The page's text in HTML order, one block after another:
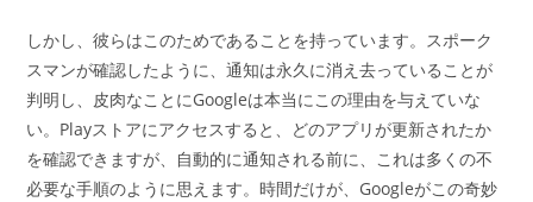
しかし、彼らはこのためであることを持っています。スポーク
スマンが確認したように、通知は永久に消え去っていることが
判明し、皮肉なことにGoogleは本当にこの理由を与えていな
い。Playストアにアクセスすると、どのアプリが更新されたか
を確認できますが、自動的に通知される前に、これは多くの不
必要な手順のように思えます。時間だけが、Googleがこの奇妙